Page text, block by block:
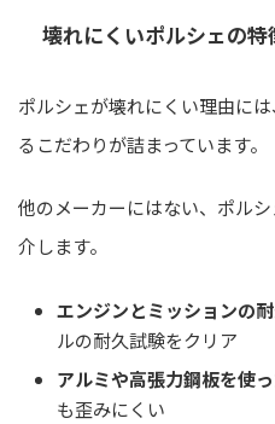
壊れにくいポルシェの
ポルシェが壊れにくい理由に
るこだわりが詰まっています。
他のメーカーにはない、ポル
介します。
エンジンとミッションの
ルの耐久試験をクリア
アルミや高張力鋼板を使
も歪みにくい